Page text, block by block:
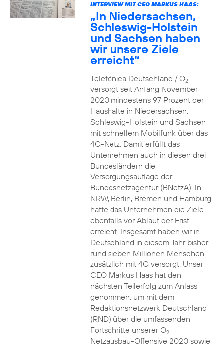
INTERVIEW MIT CEO MARKUS HAAS:
„In Niedersachsen,
Schleswig-Holstein
und Sachsen haben
wir unsere Ziele
erreicht“
Telefónica Deutschland / O2
versorgt seit Anfang November
2020 mindestens 97 Prozent der
Haushalte in Niedersachsen,
Schleswig-Holstein und Sachsen
mit schnellem Mobilfunk über das
4G-Netz. Damit erfüllt das
Unternehmen auch in diesen drei
Bundesländern die
Versorgungsauflage der
Bundesnetzagentur (BNetzA). In
NRW, Berlin, Bremen und Hamburg
hatte das Unternehmen die Ziele
ebenfalls vor Ablauf der Frist
erreicht. Insgesamt haben wir in
Deutschland in diesem Jahr bisher
rund sieben Millionen Menschen
zusätzlich mit 4G versorgt. Unser
CEO Markus Haas hat den
nächsten Teilerfolg zum Anlass
genommen, um mit dem
Redaktionsnetzwerk Deutschland
(RND) über die umfassenden
Fortschritte unserer O2
Netzausbau-Offensive 2020 sowie